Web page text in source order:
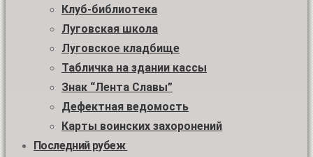
Клуб-библиотека
Луговская школа
Луговское кладбище
Табличка на здании кассы
Знак “Лента Славы”
Дефектная ведомость
Карты воинских захоронений
Последний рубеж